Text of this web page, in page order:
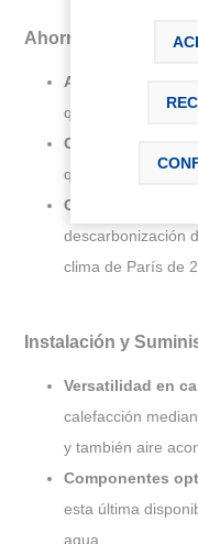
Ahorra con
Ahorro
que puede ser tan
Coste operativo
que el gas.
Compromiso con
descarbonización
clima de París de
Instalación y
Versatilidad en
calefacción
y también aire
Componentes
esta última
agua.